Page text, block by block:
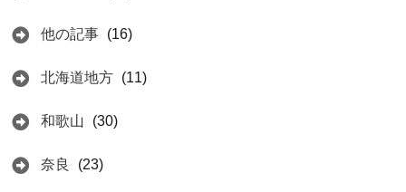
他の記事 (16)
北海道地方 (11)
和歌山 (30)
奈良 (23)